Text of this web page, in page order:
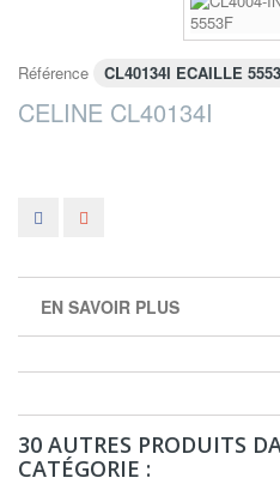
Référence CL40134I ECAILLE
CELINE CL40134I
EN SAVOIR PLUS
30 AUTRES PRODUITS
CATÉGORIE :